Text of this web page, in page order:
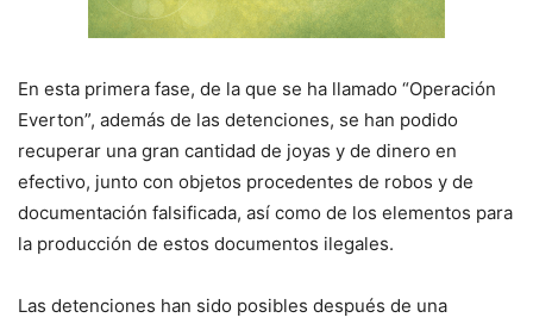
En esta primera fase, de la que se ha llamado “Operación
Everton”, además de las detenciones, se han podido
recuperar una gran cantidad de joyas y de dinero en
efectivo, junto con objetos procedentes de robos y de
documentación falsificada, así como de los elementos para
la producción de estos documentos ilegales.
Las detenciones han sido posibles después de una